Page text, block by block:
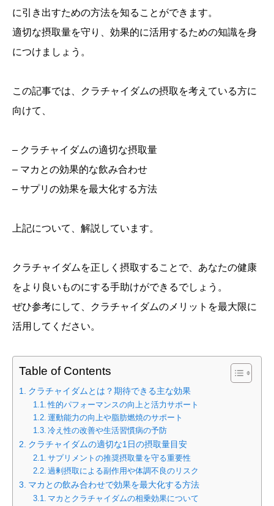
に引き出すための方法を知ることができます。
適切な摂取量を守り、効果的に活用するための知識を身
につけましょう。
この記事では、クラチャイダムの摂取を考えている方に
向けて、
– クラチャイダムの適切な摂取量
– マカとの効果的な飲み合わせ
– サプリの効果を最大化する方法
上記について、解説しています。
クラチャイダムを正しく摂取することで、あなたの健康
をより良いものにする手助けができるでしょう。
ぜひ参考にして、クラチャイダムのメリットを最大限に
活用してください。
Table of Contents
クラチャイダムとは？期待できる主な効果
性的パフォーマンスの向上と活力サポート
運動能力の向上や脂肪燃焼のサポート
冷え性の改善や生活習慣病の予防
クラチャイダムの適切な1日の摂取量目安
サプリメントの推奨摂取量を守る重要性
過剰摂取による副作用や体調不良のリスク
マカとの飲み合わせで効果を最大化する方法
マカとクラチャイダムの相乗効果について